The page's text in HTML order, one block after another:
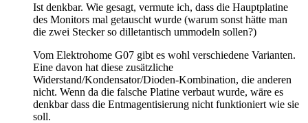
Ist denkbar. Wie gesagt, vermute ich, dass die Hauptplatine
des Monitors mal getauscht wurde (warum sonst hätte man
die zwei Stecker so dilletantisch ummodeln sollen?)
Vom Elektrohome G07 gibt es wohl verschiedene Varianten.
Eine davon hat diese zusätzliche
Widerstand/Kondensator/Dioden-Kombination, die anderen
nicht. Wenn da die falsche Platine verbaut wurde, wäre es
denkbar dass die Entmagentisierung nicht funktioniert wie sie
soll.